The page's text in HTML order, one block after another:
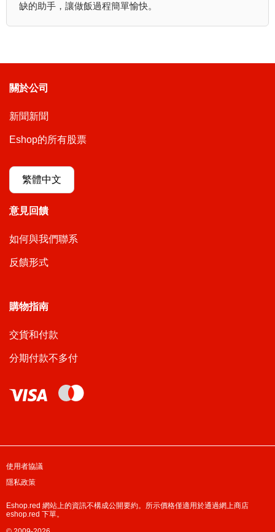
缺的助手，讓做飯過程簡單愉快。
關於公司
新聞新聞
Eshop的所有股票
繁體中文
意見回饋
如何與我們聯系
反饋形式
購物指南
交貨和付款
分期付款不多付
使用者協議
隱私政策
Eshop.red 網站上的資訊不構成公開要約。所示價格僅適用於通過網上商店
eshop.red 下單。